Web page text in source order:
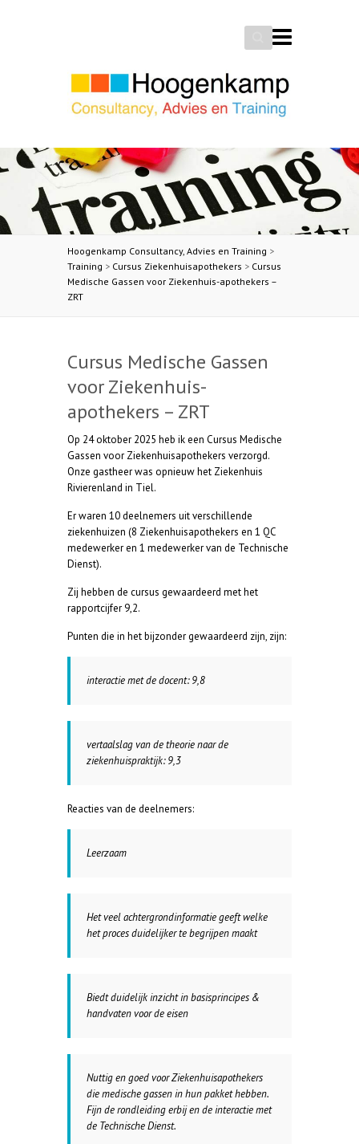
Search
Hoogenkamp Consultancy, Advies en Training >
Training > Cursus Ziekenhuisapothekers > Cursus
Medische Gassen voor Ziekenhuis-apothekers –
ZRT
Cursus Medische Gassen
voor Ziekenhuis-
apothekers – ZRT
Op 24 oktober 2025 heb ik een Cursus Medische
Gassen voor Ziekenhuisapothekers verzorgd.
Onze gastheer was opnieuw het Ziekenhuis
Rivierenland in Tiel.
Er waren 10 deelnemers uit verschillende
ziekenhuizen (8 Ziekenhuisapothekers en 1 QC
medewerker en 1 medewerker van de Technische
Dienst).
Zij hebben de cursus gewaardeerd met het
rapportcijfer 9,2.
Punten die in het bijzonder gewaardeerd zijn, zijn:
interactie met de docent: 9,8
vertaalslag van de theorie naar de
ziekenhuispraktijk: 9,3
Reacties van de deelnemers:
Leerzaam
Het veel achtergrondinformatie geeft welke
het proces duidelijker te begrijpen maakt
Biedt duidelijk inzicht in basisprincipes &
handvaten voor de eisen
Nuttig en goed voor Ziekenhuisapothekers
die medische gassen in hun pakket hebben.
Fijn de rondleiding erbij en de interactie met
de Technische Dienst.